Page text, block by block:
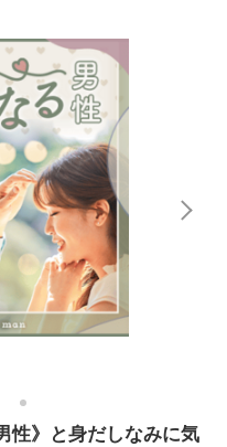
4
》と身だしなみに気